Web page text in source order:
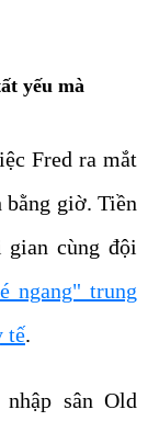
yếu mà
Fred ra mắt
giờ. Tiền
cùng đội
ngang" trung
tế.
sân Old